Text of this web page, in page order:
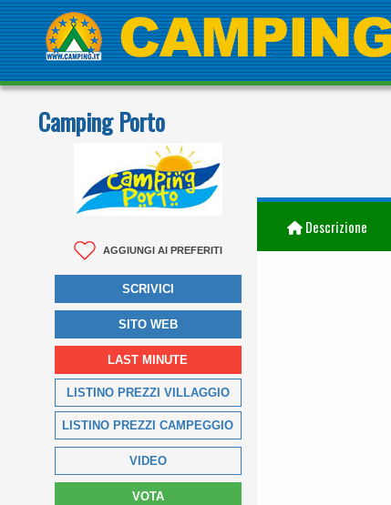
Camping Porto
AGGIUNGI AI PREFERITI
SCRIVICI
SITO WEB
LAST MINUTE
LISTINO PREZZI VILLAGGIO
LISTINO PREZZI CAMPEGGIO
VIDEO
VOTA
Descrizione